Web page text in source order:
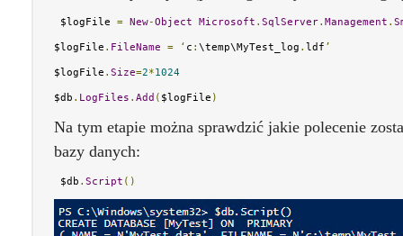
$logFile = New-Object Microsoft . SqlServer. Management .
$logFile . FileName = ‘ c : \temp\MyTest_log . ldf ’
$logFile . Size=2*1024
$db . LogFiles . Add ( $logFile )
Na tym etapie można sprawdzić jakie polecenie
bazy danych:
$db . Script ()